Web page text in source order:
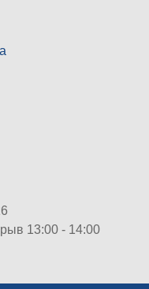
13:00 - 14:00